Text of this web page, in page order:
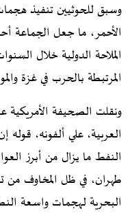
وسبق للحوثيين تنفيذ
الأحمر، ما جعل الجماعة
الملاحة الدولية خلال
المرتبطة بالحرب في غزة
ونقلت الصحيفة الأمريكية
العربية، علي ألفونه، قوله
النفط ما يزال من أبرز
طهران، في ظل المخاوف من
البحرية لهجمات واسعة